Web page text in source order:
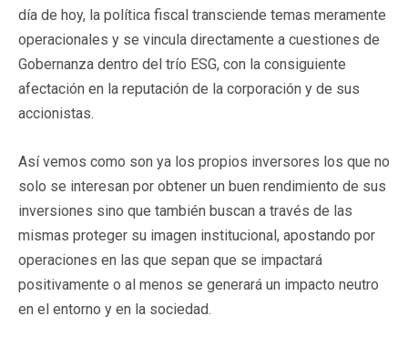
día de hoy, la política fiscal transciende temas meramente
operacionales y se vincula directamente a cuestiones de
Gobernanza dentro del trío ESG, con la consiguiente
afectación en la reputación de la corporación y de sus
accionistas.
Así vemos como son ya los propios inversores los que no
solo se interesan por obtener un buen rendimiento de sus
inversiones sino que también buscan a través de las
mismas proteger su imagen institucional, apostando por
operaciones en las que sepan que se impactará
positivamente o al menos se generará un impacto neutro
en el entorno y en la sociedad.